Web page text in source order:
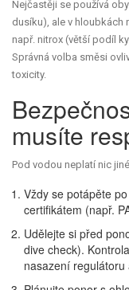
Nejčastěji se používá
dusíku), ale v hloubkách
např. nitrox (větší podíl
Správná volba směsi
toxicity.
musíte
Pod vodou neplatí nic
Vždy se potápěte
certifikátem (např.
Udělejte si před
dive check).
nasazení regulátoru